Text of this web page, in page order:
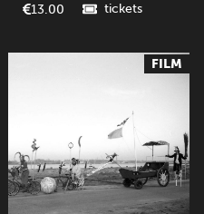
13.00 tickets
FILM